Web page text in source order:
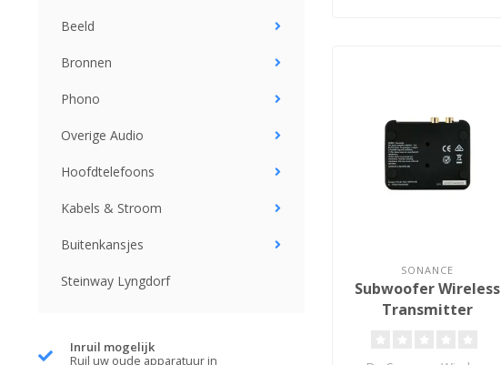
Beeld
Bronnen
Phono
Overige Audio
Hoofdtelefoons
Kabels & Stroom
Buitenkansjes
Steinway Lyngdorf
Inruil mogelijk
Ruil uw oude apparatuur in
elke KEF-su..
SONANCE
Subwoofer Wireless
Transmitter